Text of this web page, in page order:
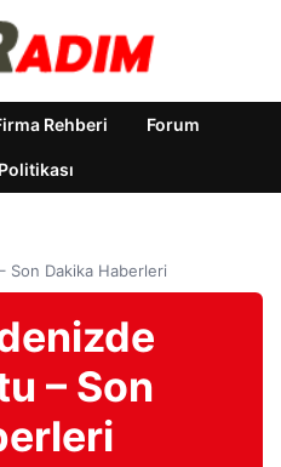
Rehberi Forum
Son Dakika Haberleri
– Son